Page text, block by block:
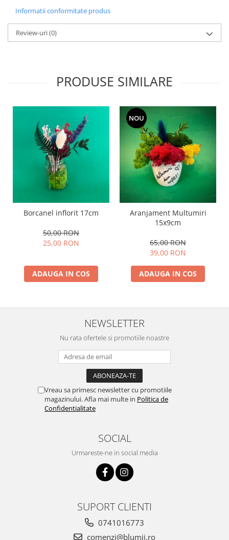
Informatii conformitate produs
Review-uri(0)
PRODUSE SIMILARE
Borcanel inflorit 17cm
50,00 RON
25,00 RON
ADAUGA IN COS
NOU
Aranjament Multumiri
15x9cm
65,00 RON
39,00 RON
ADAUGA IN COS
NEWSLETTER
Nu rata ofertele si promotiile noastre
Vreau sa primesc newsletter cu promotiile
magazinului. Afla mai multe in Politica de
Confidentialitate
SOCIAL
Urmareste-ne in social media
SUPORT CLIENTI
0741016773
comenzi@blumii.ro